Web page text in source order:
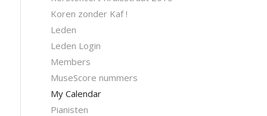
Koren zonder Kaf !
Leden
Leden Login
Members
MuseScore nummers
My Calendar
Pianisten